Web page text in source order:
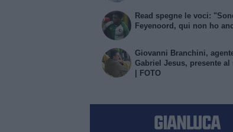
Read spegne le voci:
Feyenoord, qui non ho
Giovanni Branchini,
Gabriel Jesus, presente
| FOTO